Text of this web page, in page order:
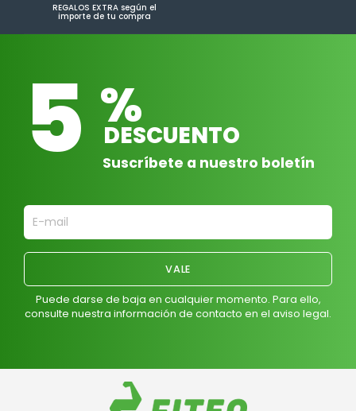
REGALOS EXTRA según el
importe de tu compra
5 %
DESCUENTO
Suscríbete a nuestro boletín
Puede darse de baja en cualquier momento. Para ello,
consulte nuestra información de contacto en el aviso legal.